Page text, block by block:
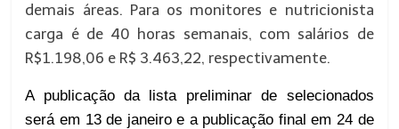
demais áreas. Para os monitores e nutricionista
carga é de 40 horas semanais, com salários de
R$1.198,06 e R$ 3.463,22, respectivamente.
A publicação da lista preliminar de selecionados
será em 13 de janeiro e a publicação final em 24 de